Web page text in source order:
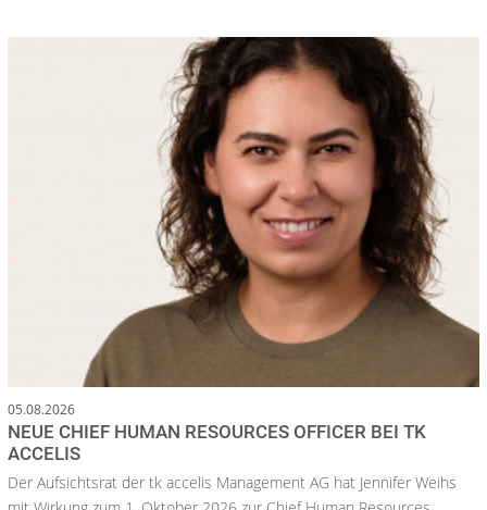
05.08.2026
NEUE CHIEF HUMAN RESOURCES OFFICER BEI TK
ACCELIS
Der Aufsichtsrat der tk accelis Management AG hat Jennifer Weihs